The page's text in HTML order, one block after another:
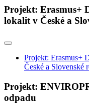
Projekt: Erasmus+
lokalit v České a
Projekt: Erasmus+
České a Slovenské
Projekt:
odpadu